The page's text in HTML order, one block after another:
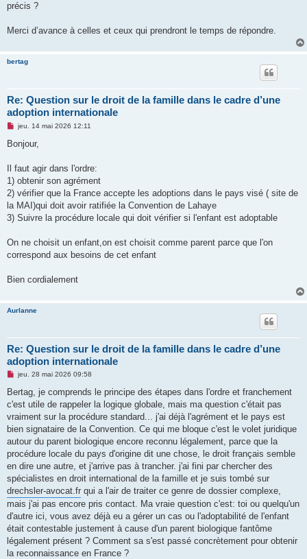
précis ?
Merci d’avance à celles et ceux qui prendront le temps de répondre.
bertag
Re: Question sur le droit de la famille dans le cadre d’une
adoption internationale
M
s
g
n
o
u
jeu. 14 mai 2026 12:11
Bonjour,
Il faut agir dans l'ordre:
1) obtenir son agrément
2) vérifier que la France accepte les adoptions dans le pays visé ( site de
la MAI)qui doit avoir ratifiée la Convention de Lahaye
3) Suivre la procédure locale qui doit vérifier si l'enfant est adoptable
On ne choisit un enfant,on est choisit comme parent parce que l'on
correspond aux besoins de cet enfant
Bien cordialement
Aurlanne
Re: Question sur le droit de la famille dans le cadre d’une
adoption internationale
M
s
a
g
n
o
l
u
jeu. 28 mai 2026 09:58
Bertag, je comprends le principe des étapes dans l'ordre et franchement
c'est utile de rappeler la logique globale, mais ma question c'était pas
vraiment sur la procédure standard... j'ai déjà l'agrément et le pays est
bien signataire de la Convention. Ce qui me bloque c'est le volet juridique
autour du parent biologique encore reconnu légalement, parce que la
procédure locale du pays d'origine dit une chose, le droit français semble
en dire une autre, et j'arrive pas à trancher. j'ai fini par chercher des
spécialistes en droit international de la famille et je suis tombé sur
drechsler-avocat.fr qui a l'air de traiter ce genre de dossier complexe,
mais j'ai pas encore pris contact. Ma vraie question c'est: toi ou quelqu'un
d'autre ici, vous avez déjà eu a gérer un cas ou l'adoptabilité de l'enfant
était contestable justement à cause d'un parent biologique fantôme
légalement présent ? Comment sa s'est passé concrètement pour obtenir
la reconnaissance en France ?